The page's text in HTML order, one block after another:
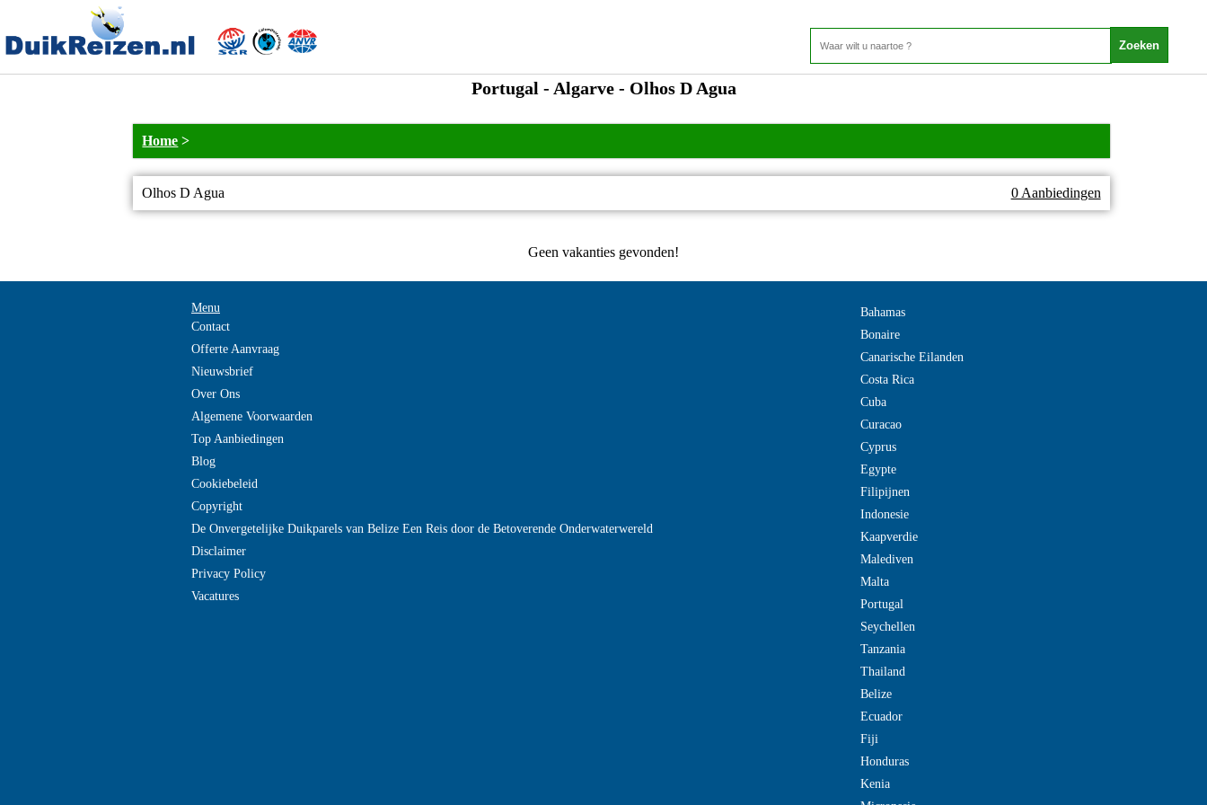
Portugal - Algarve - Olhos D Agua
Home >
Olhos D Agua 0 Aanbiedingen
Geen vakanties gevonden!
Menu
Contact
Offerte Aanvraag
Nieuwsbrief
Over Ons
Algemene Voorwaarden
Top Aanbiedingen
Blog
Cookiebeleid
Copyright
De Onvergetelijke Duikparels van Belize Een Reis door de Betoverende Onderwaterwereld
Disclaimer
Privacy Policy
Vacatures
Bahamas
Bonaire
Canarische Eilanden
Costa Rica
Cuba
Curacao
Cyprus
Egypte
Filipijnen
Indonesie
Kaapverdie
Malediven
Malta
Portugal
Seychellen
Tanzania
Thailand
Belize
Ecuador
Fiji
Honduras
Kenia